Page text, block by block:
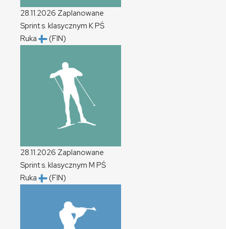
28.11.2026 Zaplanowane
Sprint s. klasycznym KPŚ
Ruka
(FIN)
28.11.2026 Zaplanowane
Sprint s. klasycznym M PŚ
Ruka
(FIN)